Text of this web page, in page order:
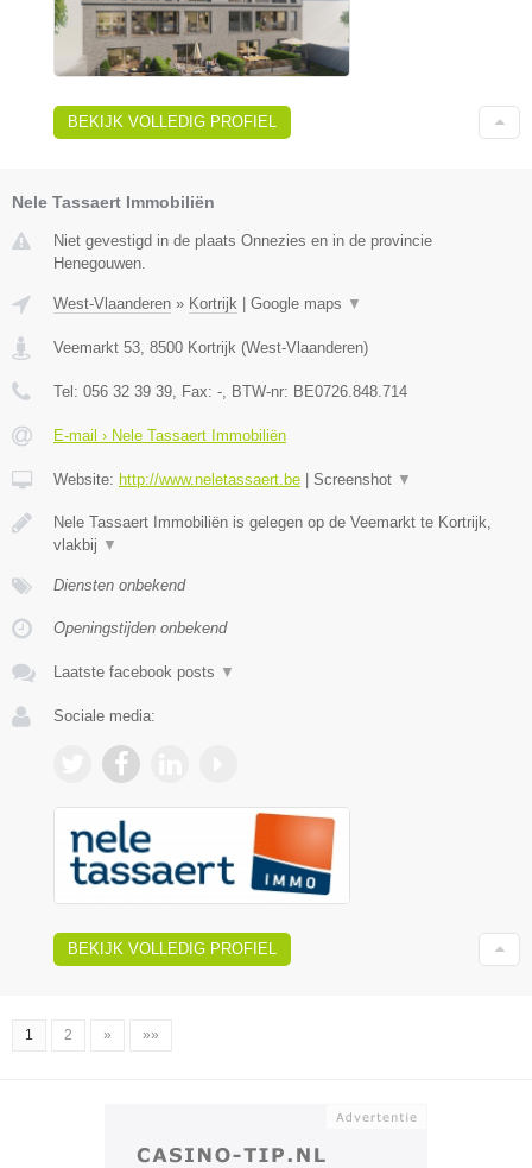
BEKIJK VOLLEDIG PROFIEL
Nele Tassaert Immobiliën
Niet gevestigd in de plaats Onnezies en in de provincie
Henegouwen.
West-Vlaanderen » Kortrijk Google maps ▼
Veemarkt 53 8500 Kortrijk (West-Vlaanderen)
Tel: 056 32 39 39 , Fax: - , BTW-nr: BE0726.848.714
E-mail › Nele Tassaert Immobiliën
Website: http://www.neletassaert.be Screenshot ▼
Nele Tassaert Immobiliën is gelegen op de Veemarkt te Kortrijk,
vlakbij ▼
Diensten onbekend
Openingstijden onbekend
Laatste facebook posts ▼
Sociale media:
BEKIJK VOLLEDIG PROFIEL
1 2 » »»